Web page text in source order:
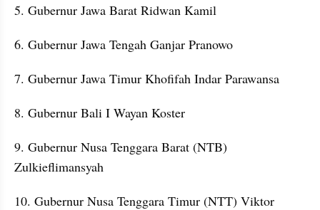
5. Gubernur Jawa Barat Ridwan Kamil
6. Gubernur Jawa Tengah Ganjar Pranowo
7. Gubernur Jawa Timur Khofifah Indar Parawansa
8. Gubernur Bali I Wayan Koster
9. Gubernur Nusa Tenggara Barat (NTB)
Zulkieflimansyah
10. Gubernur Nusa Tenggara Timur (NTT) Viktor